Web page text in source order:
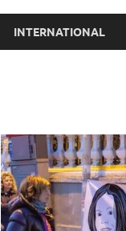
INTERNATIONAL